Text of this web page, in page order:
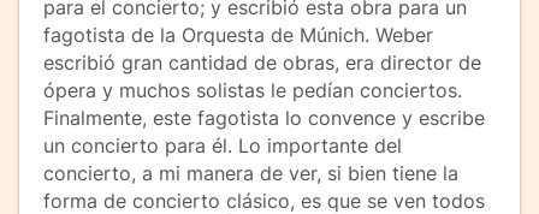
para el concierto; y escribió esta obra para un
fagotista de la Orquesta de Múnich. Weber
escribió gran cantidad de obras, era director de
ópera y muchos solistas le pedían conciertos.
Finalmente, este fagotista lo convence y escribe
un concierto para él. Lo importante del
concierto, a mi manera de ver, si bien tiene la
forma de concierto clásico, es que se ven todos